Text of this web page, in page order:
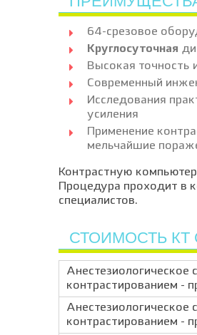
64-срезовое
Круглосуточная
Высокая точность
Современный
Исследования
усиления
Применение
мельчайшие
Контрастную
Процедура проходит в
специалистов.
СТОИМОСТЬ
Анестезиологическое
контрастированием -
Анестезиологическое
контрастированием -